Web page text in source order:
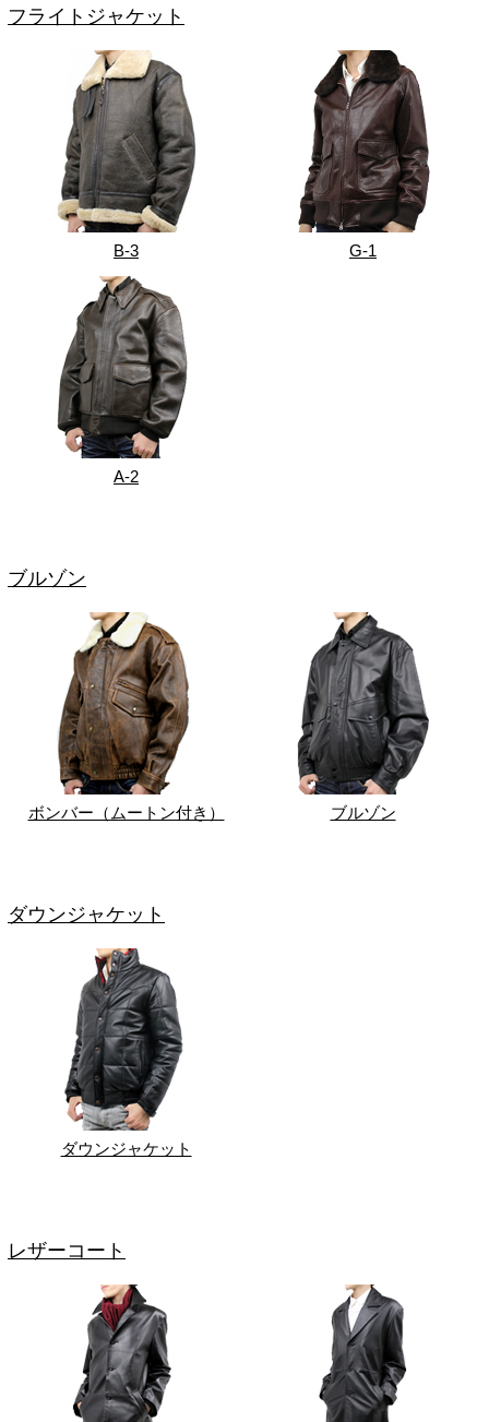
フライトジャケット
B-3 G-1
A-2
ブルゾン
ボンバー（ムートン付き） ブルゾン
ダウンジャケット
ダウンジャケット
レザーコート